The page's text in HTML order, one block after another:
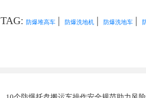
TAG: 防爆堆高车 | 防爆洗地机 | 防爆洗地车 |